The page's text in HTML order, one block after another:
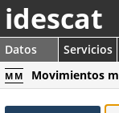
idescat
Datos Servicios
MM Movimientos